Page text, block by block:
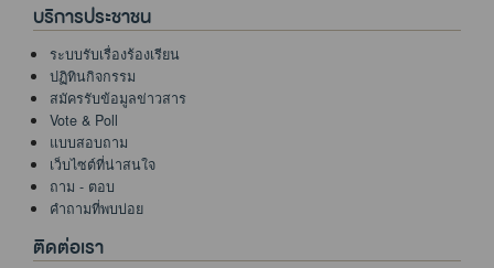
บริการประชาชน
ระบบรับเรื่องร้องเรียน
ปฏิทินกิจกรรม
สมัครรับข้อมูลข่าวสาร
Vote & Poll
แบบสอบถาม
เว็บไซต์ที่น่าสนใจ
ถาม - ตอบ
คำถามที่พบบ่อย
ติดต่อเรา